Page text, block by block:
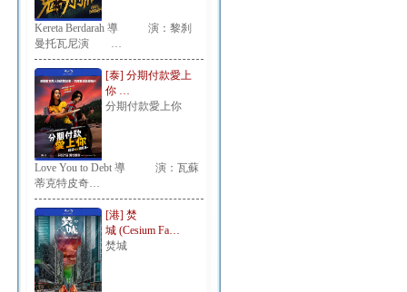
Kereta Berdarah 導 演：黎刹
曼托瓦尼演 …
[泰] 分期付款愛上
你 …
分期付款愛上你
Love You to Debt 導 演：瓦蘇
蒂克特皮奇…
[港] 焚
城 (Cesium Fa…
焚城